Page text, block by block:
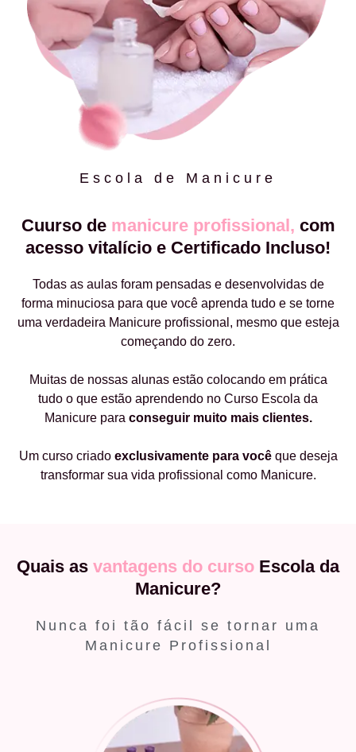
Escola de Manicure
Cuurso de manicure profissional, com
acesso vitalício e Certificado Incluso!
Todas as aulas foram pensadas e desenvolvidas de
forma minuciosa para que você aprenda tudo e se torne
uma verdadeira Manicure profissional, mesmo que esteja
começando do zero.
Muitas de nossas alunas estão colocando em prática
tudo o que estão aprendendo no Curso Escola da
Manicure para conseguir muito mais clientes.
Um curso criado exclusivamente para vocêque deseja
transformar sua vida profissional como Manicure.
Quais as vantagens do curso Escola da
Manicure?
Nunca foi tão fácil se tornar uma
Manicure Profissional